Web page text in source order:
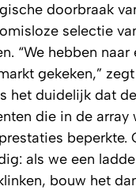
doorbraak
selectie
“We hebben
gekeken,”
het duidelijk dat
die in de array
beperkte.
als we een
bouw het